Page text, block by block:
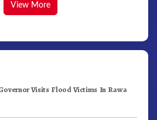
View More
Visits Flood Victims In Rawa